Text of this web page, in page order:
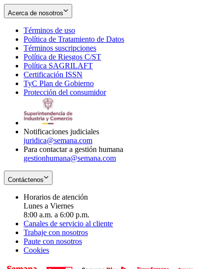
Acerca de nosotros
Términos de uso
in
new
window
Política de Tratamiento de Datos
Términos suscripciones
in
Política de Riesgos C/ST
Política SAGRILAFT
new
window
Certificación ISSN
in
new
TyC Plan de Gobierno
in
Protección del consumidorOpens
Notificaciones judiciales
juridica@semana.com
Para contactar a gestión humana
gestionhumana@semana.com
Contáctenos
Horarios de atención
Lunes a Viernes
8:00 a.m. a 6:00 p.m.
Canales de servicio al cliente
Trabaje con nosotros
Paute con nosotros
Cookies